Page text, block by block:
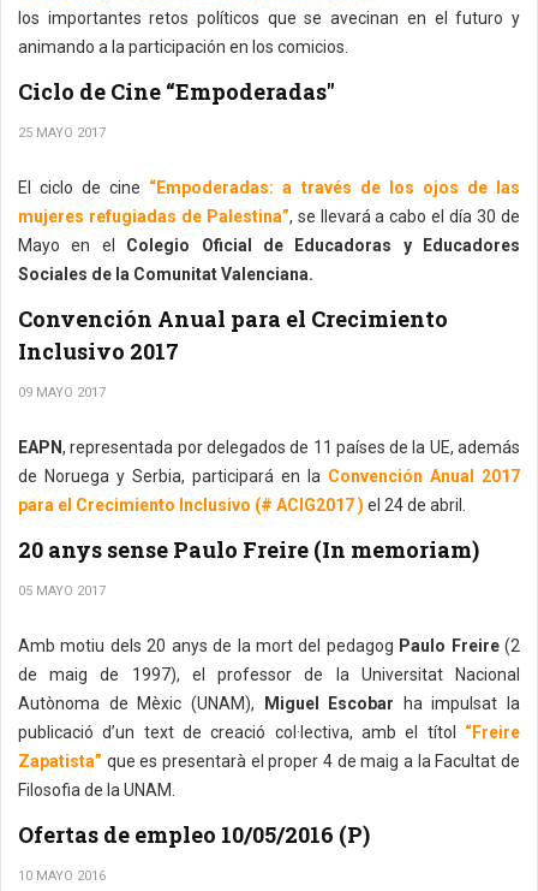
los importantes retos políticos que se avecinan en el futuro y
animando a la participación en los comicios.
Ciclo de Cine “Empoderadas"
25 MAYO 2017
El ciclo de cine “Empoderadas: a través de los ojos de las
mujeres refugiadas de Palestina”, se llevará a cabo el día 30 de
Mayo en el Colegio Oficial de Educadoras y Educadores
Sociales de la Comunitat Valenciana.
Convención Anual para el Crecimiento
Inclusivo 2017
09 MAYO 2017
EAPN, representada por delegados de 11 países de la UE, además
de Noruega y Serbia, participará en la Convención Anual 2017
para el Crecimiento Inclusivo (# ACIG2017 ) el 24 de abril.
20 anys sense Paulo Freire (In memoriam)
05 MAYO 2017
Amb motiu dels 20 anys de la mort del pedagog Paulo Freire(2
de maig de 1997), el professor de la Universitat Nacional
Autònoma de Mèxic (UNAM),
Miguel Escobar ha impulsat la
publicació d’un text de creació col·lectiva, amb el títol “Freire
Zapatista” que es presentarà el proper 4 de maig a la Facultat de
Filosofia de la UNAM.
Ofertas de empleo 10/05/2016 (P)
10 MAYO 2016